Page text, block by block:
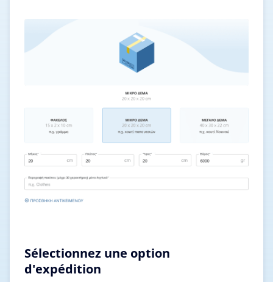
Sélectionnez une option
d'expédition